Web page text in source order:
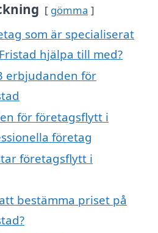
gömma
som är specialiserat
hjälpa till med?
erbjudanden för
för företagsflytt i
företag
företagsflytt i
bestämma priset på